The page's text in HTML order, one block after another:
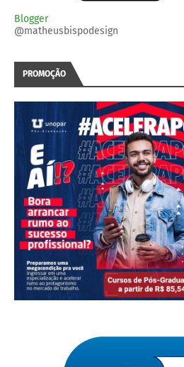
Blogger
@matheusbispodesign
PROMOÇÃO